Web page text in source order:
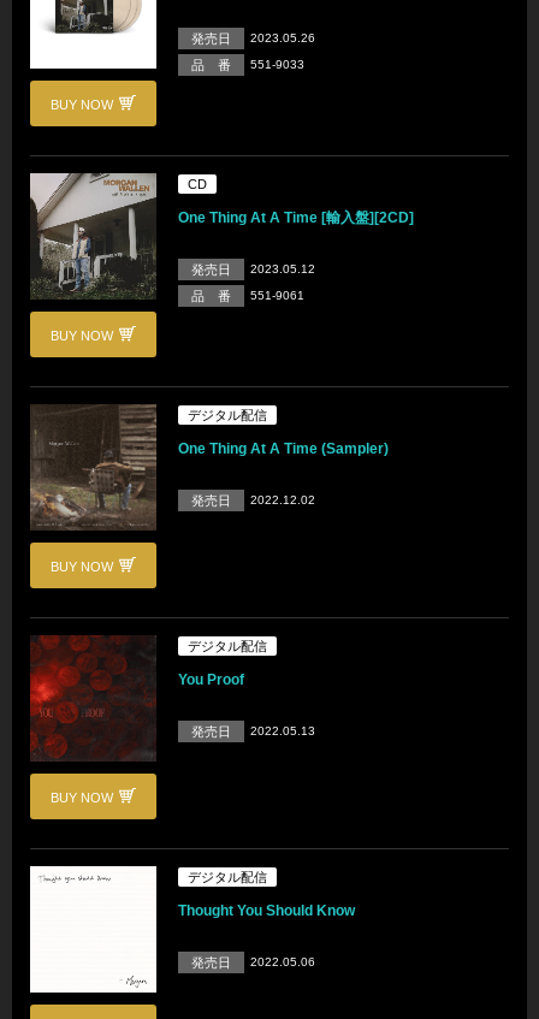
BUY NOW
発売日 2023.05.26
品 番 551-9033
BUY NOW
CD
One Thing At A Time [輸入盤][2CD]
発売日 2023.05.12
品 番 551-9061
BUY NOW
デジタル配信
One Thing At A Time (Sampler)
発売日 2022.12.02
BUY NOW
デジタル配信
You Proof
発売日 2022.05.13
デジタル配信
Thought You Should Know
発売日 2022.05.06